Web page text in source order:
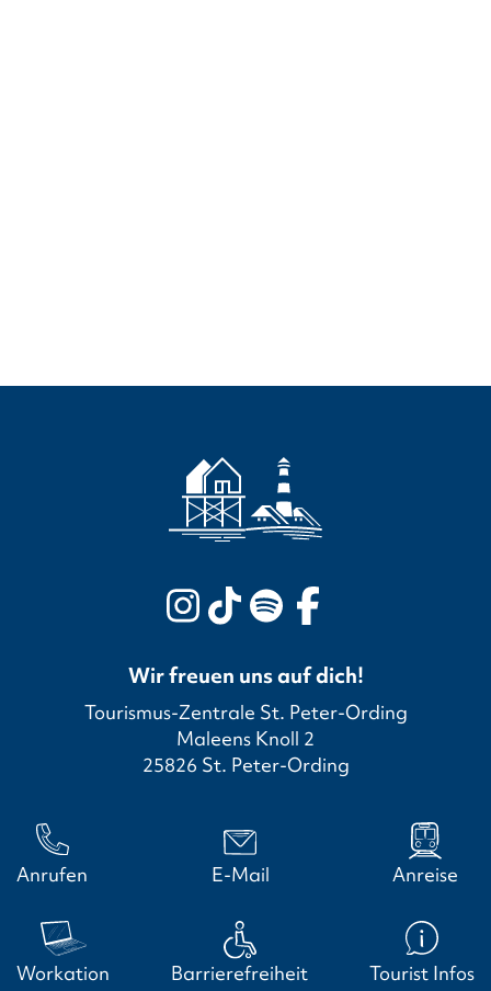
Wir freuen uns auf dich!
Tourismus-Zentrale St. Peter-Ording
Maleens Knoll 2
25826 St. Peter-Ording
Anrufen E-Mail Anreise
Workation Barrierefreiheit Tourist Infos